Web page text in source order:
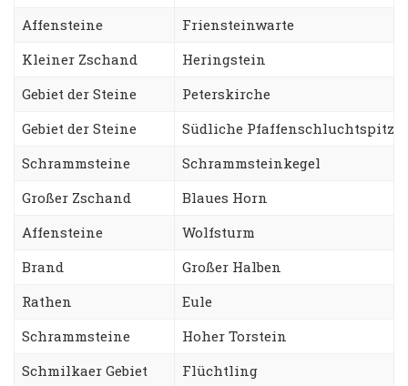
Affensteine
Friensteinwarte
Kleiner Zschand
Heringstein
Gebiet der Steine
Peterskirche
Gebiet der Steine
Südliche Pfaffenschluchtspitze
Schrammsteine
Schrammsteinkegel
Großer Zschand
Blaues Horn
Affensteine
Wolfsturm
Brand
Großer Halben
Rathen
Eule
Schrammsteine
Hoher Torstein
Schmilkaer Gebiet
Flüchtling